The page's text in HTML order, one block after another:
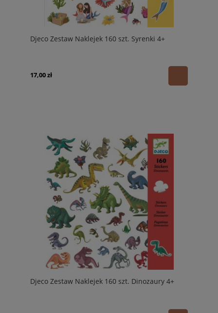
Djeco Zestaw Naklejek 160 szt. Syrenki 4+
17,00 zł
Djeco Zestaw Naklejek 160 szt. Dinozaury 4+